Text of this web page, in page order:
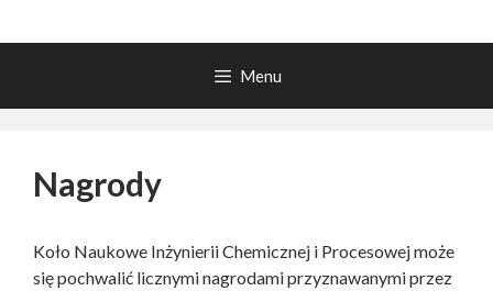
Menu
Nagrody
Koło Naukowe Inżynierii Chemicznej i Procesowej może
się pochwalić licznymi nagrodami przyznawanymi przez